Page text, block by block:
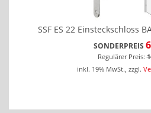
SSF ES 22 Einsteckschloss
SONDERPREIS
Regulärer Preis:
inkl. 19% MwSt., zzgl.